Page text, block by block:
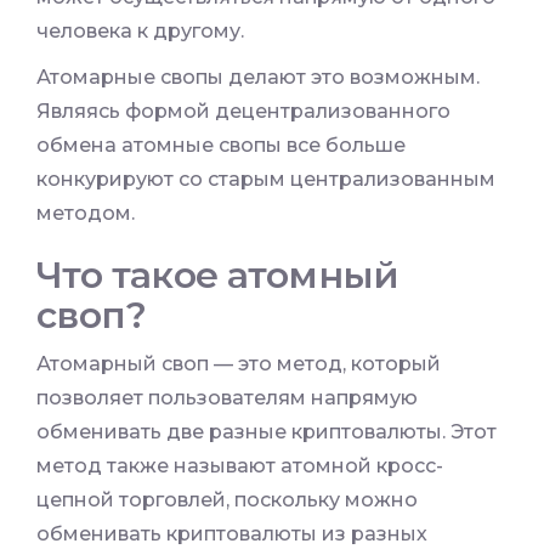
человека к другому.
Атомарные свопы делают это возможным.
Являясь формой децентрализованного
обмена атомные свопы все больше
конкурируют со старым централизованным
методом.
Что такое атомный
своп?
Атомарный своп — это метод, который
позволяет пользователям напрямую
обменивать две разные криптовалюты. Этот
метод также называют атомной кросс-
цепной торговлей, поскольку можно
обменивать криптовалюты из разных